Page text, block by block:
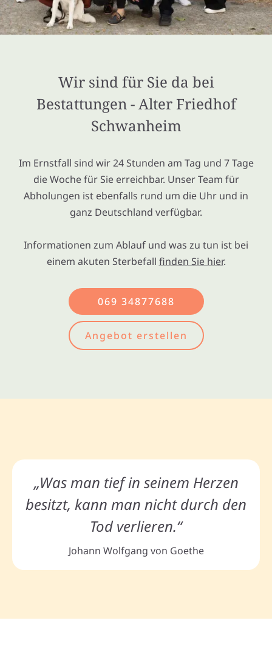
Wir sind für Sie da bei
Bestattungen - Alter Friedhof
Schwanheim
Im Ernstfall sind wir 24 Stunden am Tag und 7 Tage
die Woche für Sie erreichbar. Unser Team für
Abholungen ist ebenfalls rund um die Uhr und in
ganz Deutschland verfügbar.
Informationen zum Ablauf und was zu tun ist bei
einem akuten Sterbefall finden Sie hier.
069 34877688
Angebot erstellen
„Was man tief in seinem Herzen
besitzt, kann man nicht durch den
Tod verlieren.“
Johann Wolfgang von Goethe